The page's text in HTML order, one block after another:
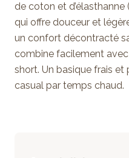
de coton et
qui offre douceur et
un confort décontracté
combine facilement avec
short. Un basique frais
casual par temps chaud.